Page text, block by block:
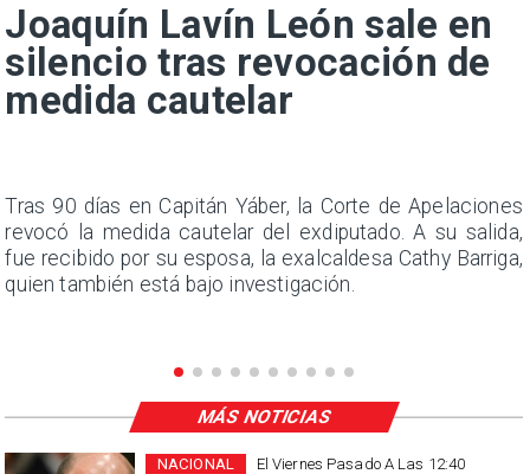
Joaquín Lavín León sale en
silencio tras revocación de
medida cautelar
Tras 90 días en Capitán Yáber, la Corte de Apelaciones
revocó la medida cautelar del exdiputado. A su salida,
fue recibido por su esposa, la exalcaldesa Cathy Barriga,
quien también está bajo investigación.
El Viernes Pasado A Las 12:40
NACIONAL
MÁS NOTICIAS